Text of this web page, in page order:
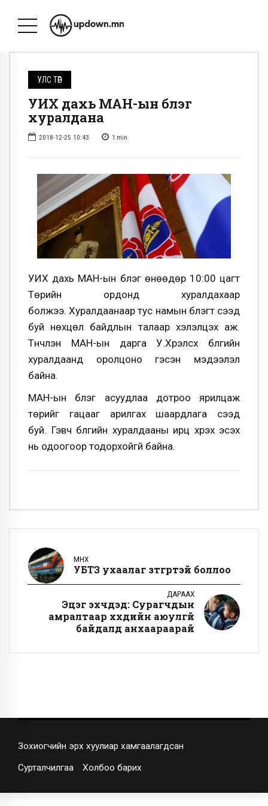
УЛС ТӨР
УИХ дахь МАН-ын бүлэг
хуралдана
2018-12-25 10:43 1 min
УИХ дахь МАН-ын бүлэг өнөөдөр 10:00 цагт
Төрийн ордонд хуралдахаар
болжээ. Хуралдаанаар тус намын бүлэгт үүсээд
буй нөхцөл байдлын талаар хэлэлцэх аж.
Түүнчлэн МАН-ын дарга У.Хүрэлсүх бүлгийн
хуралдаанд оролцоно гэсэн мэдээлэл
байна.
МАН-ын бүлэг асуудлаа дотроо ярилцаж
төрийг гацааг арилгах шаардлага үүсээд
буй. Гэвч бүлгийн хуралдааны ирц хүрэх эсэх
нь одоогоор тодорхойгүй байна.
ӨМНӨХ
УБТЗ ухаалаг зүтгүүртэй боллоо
ДАРААХ
Эцэг эхчүүдэд: Сурагчдын
амралтаар хүүхдийн аюулгүй
байдалд анхаараарай
Зохиогчийн эрх хуулиар хамгаалагдсан
Сурталчилгаа Холбоо барих